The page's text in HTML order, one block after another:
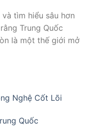
tìm hiểu sâu hơn
Trung Quốc
là một thế giới mở
Nghệ Cốt Lõi
Quốc